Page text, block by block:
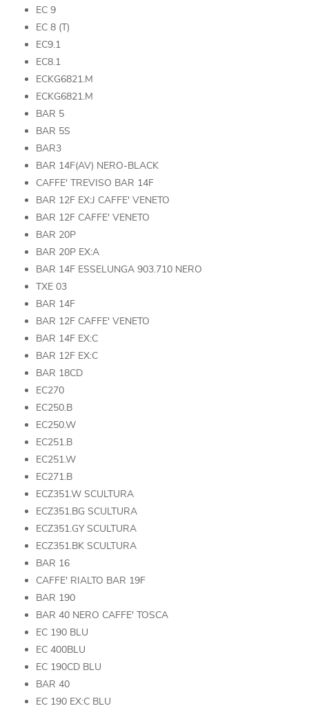
EC 9
EC 8 (T)
EC9.1
EC8.1
ECKG6821.M
ECKG6821.M
BAR 5
BAR 5S
BAR3
BAR 14F(AV) NERO-BLACK
CAFFE' TREVISO BAR 14F
BAR 12F EX:J CAFFE' VENETO
BAR 12F CAFFE' VENETO
BAR 20P
BAR 20P EX:A
BAR 14F ESSELUNGA 903.710 NERO
TXE 03
BAR 14F
BAR 12F CAFFE' VENETO
BAR 14F EX:C
BAR 12F EX:C
BAR 18CD
EC270
EC250.B
EC250.W
EC251.B
EC251.W
EC271.B
ECZ351.W SCULTURA
ECZ351.BG SCULTURA
ECZ351.GY SCULTURA
ECZ351.BK SCULTURA
BAR 16
CAFFE' RIALTO BAR 19F
BAR 190
BAR 40 NERO CAFFE' TOSCA
EC 190 BLU
EC 400BLU
EC 190CD BLU
BAR 40
EC 190 EX:C BLU